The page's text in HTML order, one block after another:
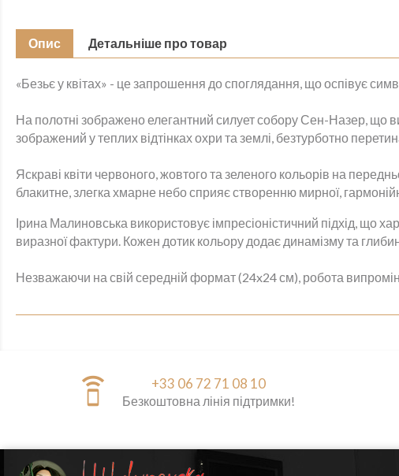
Опис Детальніше про товар
«Безьє у квітах» - це запрошення до споглядання, що оспівує
На полотні зображено елегантний силует собору Сен-Назер, що
зображений у теплих відтінках охри та землі, безтурботно
Яскраві квіти червоного, жовтого та зеленого кольорів на
блакитне, злегка хмарне небо сприяє створенню мирної,
Ірина Малиновська використовує імпресіоністичний підхід, що
виразної фактури. Кожен дотик кольору додає динамізму та
Незважаючи на свій середній формат (24x24 см), робота
speaker_phone +33 06 72 71 08 10
Безкоштовна лінія підтримки!